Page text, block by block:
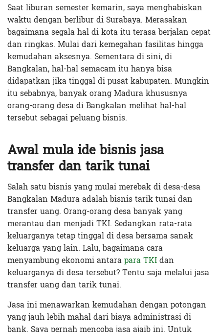
Saat liburan semester kemarin, saya menghabiskan
waktu dengan berlibur di Surabaya. Merasakan
bagaimana segala hal di kota itu terasa berjalan cepat
dan ringkas. Mulai dari kemegahan fasilitas hingga
kemudahan aksesnya. Sementara di sini, di
Bangkalan, hal-hal semacam itu hanya bisa
didapatkan jika tinggal di pusat kabupaten. Mungkin
itu sebabnya, banyak orang Madura khususnya
orang-orang desa di Bangkalan melihat hal-hal
tersebut sebagai peluang bisnis.
Awal mula ide bisnis jasa
transfer dan tarik tunai
Salah satu bisnis yang mulai merebak di desa-desa
Bangkalan Madura adalah bisnis tarik tunai dan
transfer uang. Orang-orang desa banyak yang
merantau dan menjadi TKI. Sedangkan rata-rata
keluarganya tetap tinggal di desa bersama sanak
keluarga yang lain. Lalu, bagaimana cara
menyambung ekonomi antarapara TKIdan
keluarganya di desa tersebut? Tentu saja melalui jasa
transfer uang dan tarik tunai.
Jasa ini menawarkan kemudahan dengan potongan
yang jauh lebih mahal dari biaya administrasi di